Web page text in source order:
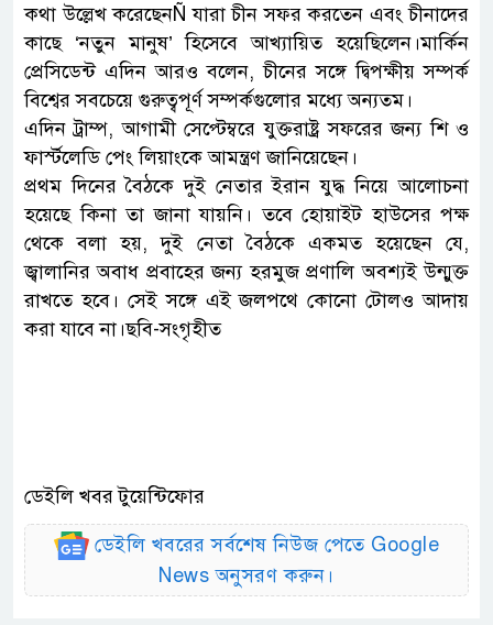
কথা উল্লেখ করেছেনÑ যারা চীন সফর করতেন এবং চীনাদের
কাছে ‘নতুন মানুষ’ হিসেবে আখ্যায়িত হয়েছিলেন।মার্কিন
প্রেসিডেন্ট এদিন আরও বলেন, চীনের সঙ্গে দ্বিপক্ষীয় সম্পর্ক
বিশ্বের সবচেয়ে গুরুত্বপূর্ণ সম্পর্কগুলোর মধ্যে অন্যতম।
এদিন ট্রাম্প, আগামী সেপ্টেম্বরে যুক্তরাষ্ট্র সফরের জন্য শি ও
ফার্স্টলেডি পেং লিয়াংকে আমন্ত্রণ জানিয়েছেন।
প্রথম দিনের বৈঠকে দুই নেতার ইরান যুদ্ধ নিয়ে আলোচনা
হয়েছে কিনা তা জানা যায়নি। তবে হোয়াইট হাউসের পক্ষ
থেকে বলা হয়, দুই নেতা বৈঠকে একমত হয়েছেন যে,
জ্বালানির অবাধ প্রবাহের জন্য হরমুজ প্রণালি অবশ্যই উন্মুক্ত
রাখতে হবে। সেই সঙ্গে এই জলপথে কোনো টোলও আদায়
করা যাবে না।ছবি-সংগৃহীত
ডেইলি খবর টুয়েন্টিফোর
ডেইলি খবরের সর্বশেষ নিউজ পেতে Google
News অনুসরণ করুন।